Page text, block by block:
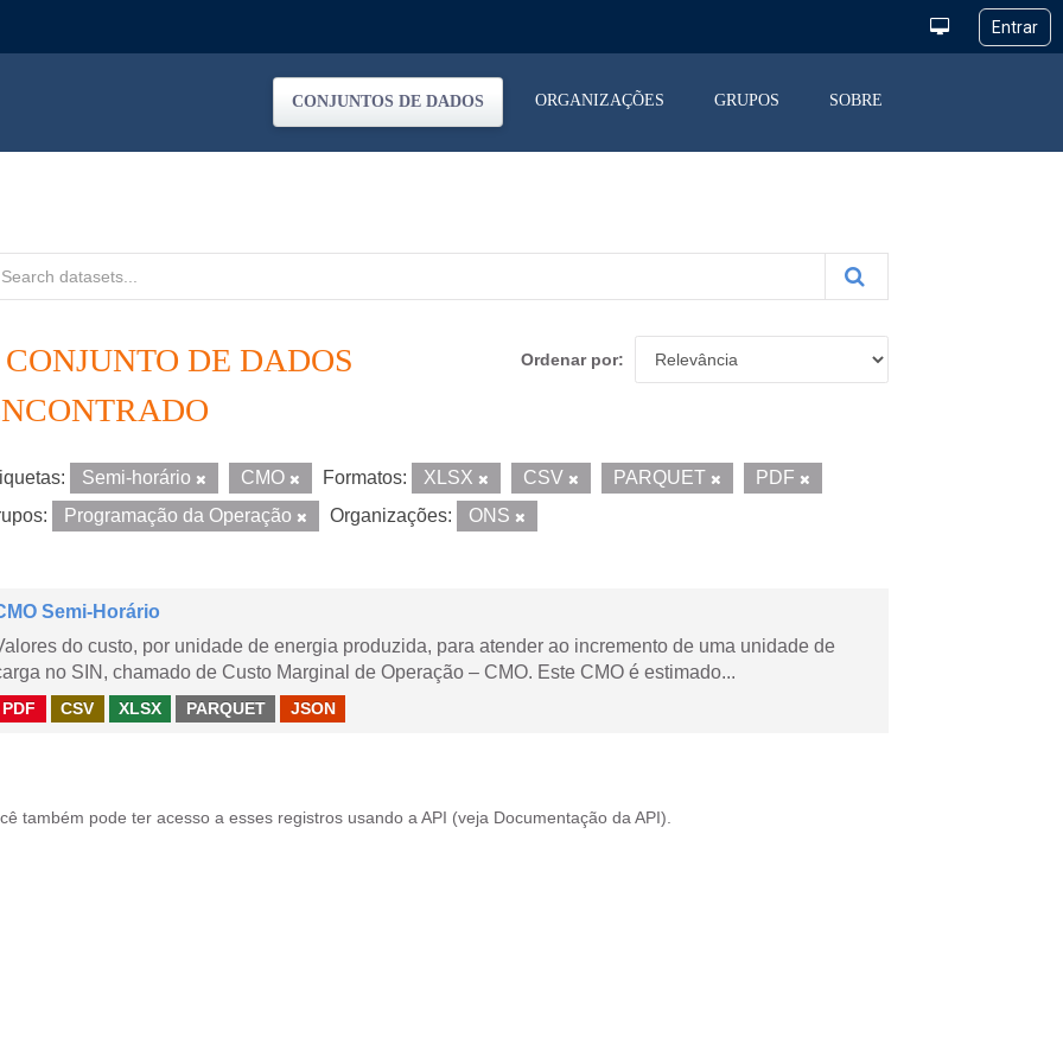
CONJUNTOS DE DADOS ORGANIZAÇÕES GRUPOS SOBRE
Ordenar por
CONJUNTO DE DADOS
Semi-horário CMO Formatos: XLSX CSV PARQUET
PDF
Programação da Operação Organizações: ONS
Semi-Horário
do custo, por unidade de energia produzida, para atender ao incremento de uma unidade de
no SIN, chamado de Custo Marginal de Operação – CMO. Este CMO é estimado...
PDF CSV XLSX PARQUET JSON
também pode ter acesso a esses registros usando a API (veja Documentação da API ).